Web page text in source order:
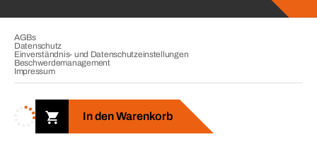
In den Warenkorb
Copyright © 2026. BTI Befestigungstechnik GmbH & Co. KG. Alle
Rechte vorbehalten. Verkauf nur an Unternehmer, Gewerbetreibende,
AGBs
Datenschutz
Einverständnis- und Datenschutzeinstellungen
Beschwerdemanagement
Impressum